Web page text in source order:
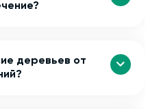
деревьев от